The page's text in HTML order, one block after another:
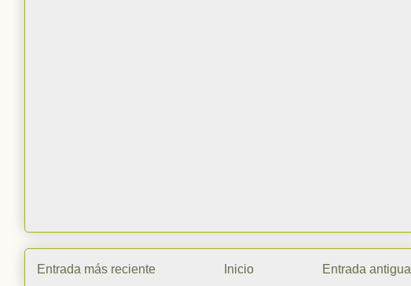
Entrada más reciente Entrada antigua
Inicio